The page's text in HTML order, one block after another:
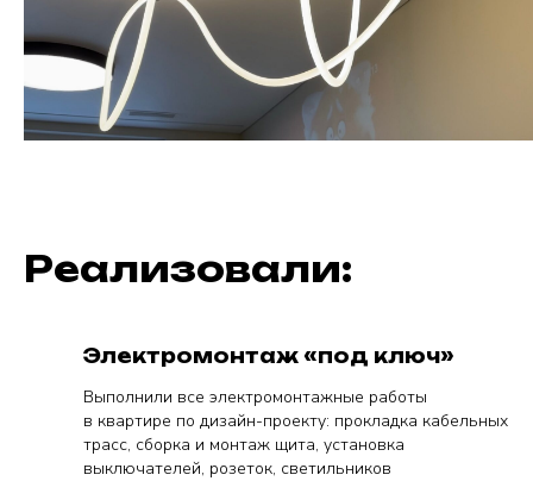
Реализовали:
Электромонтаж «под ключ»
Выполнили все электромонтажные работы
в квартире по дизайн-проекту: прокладка кабельных
трасс, сборка и монтаж щита, установка
выключателей, розеток, светильников